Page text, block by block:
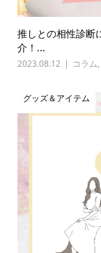
推しとの相性診断
介！...
2023.08.12 コラム,
グッズ＆アイテム